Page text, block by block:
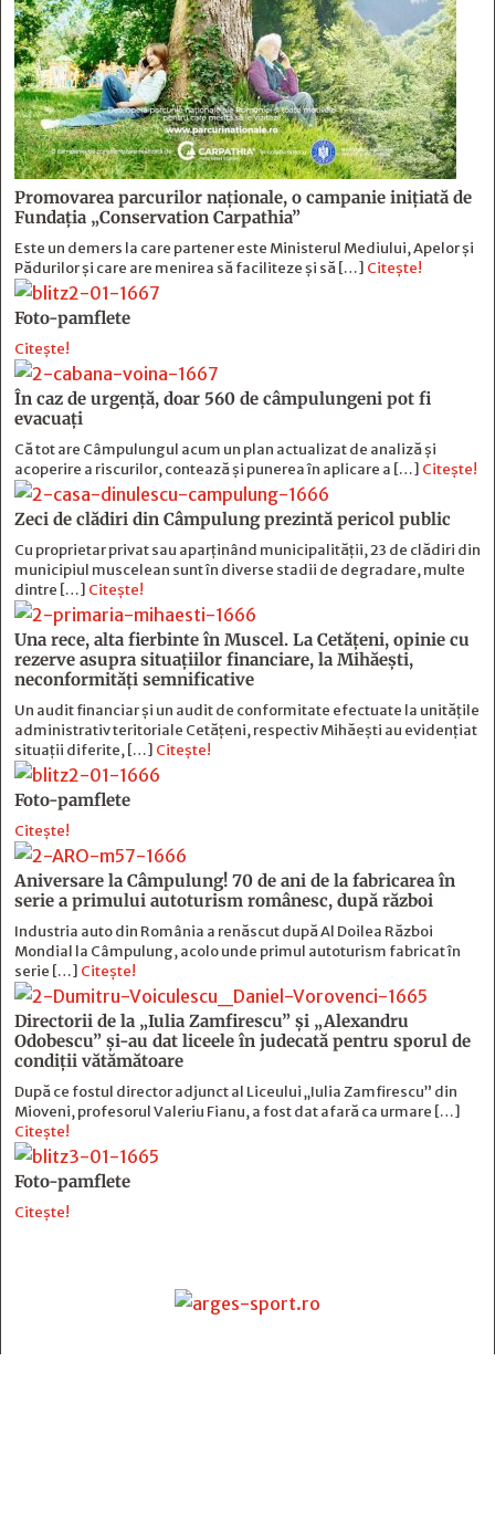
Promovarea parcurilor naționale, o campanie inițiată de
Fundația „Conservation Carpathia”
Este un demers la care partener este Ministerul Mediului, Apelor și
Pădurilor și care are menirea să faciliteze și să […] Citește!
Foto-pamflete
Citește!
În caz de urgență, doar 560 de câmpulungeni pot fi
evacuați
Că tot are Câmpulungul acum un plan actualizat de analiză și
acoperire a riscurilor, contează și punerea în aplicare a […] Citește!
Zeci de clădiri din Câmpulung prezintă pericol public
Cu proprietar privat sau aparținând municipalității, 23 de clădiri din
municipiul muscelean sunt în diverse stadii de degradare, multe
dintre […] Citește!
Una rece, alta fierbinte în Muscel. La Cetăţeni, opinie cu
rezerve asupra situaţiilor financiare, la Mihăeşti,
neconformităţi semnificative
Un audit financiar și un audit de conformitate efectuate la unitățile
administrativ teritoriale Cetățeni, respectiv Mihăești au evidențiat
situații diferite, […] Citește!
Foto-pamflete
Citește!
Aniversare la Câmpulung! 70 de ani de la fabricarea în
serie a primului autoturism românesc, după război
Industria auto din România a renăscut după Al Doilea Război
Mondial la Câmpulung, acolo unde primul autoturism fabricat în
serie […] Citește!
Directorii de la „Iulia Zamfirescu” și „Alexandru
Odobescu” și-au dat liceele în judecată pentru sporul de
condiții vătămătoare
După ce fostul director adjunct al Liceului „Iulia Zamfirescu” din
Mioveni, profesorul Valeriu Fianu, a fost dat afară ca urmare […]
Citește!
Foto-pamflete
Citește!